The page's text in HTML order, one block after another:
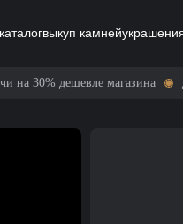
каталогвыкуп камней
дешевле магазина